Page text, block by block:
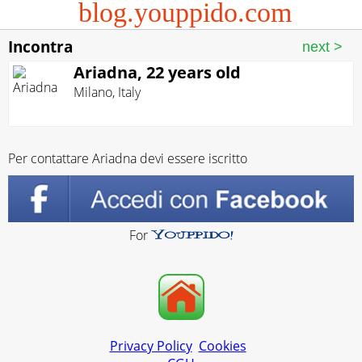
blog.youppido.com
Incontra
Ariadna, 22 years old
Milano, Italy
Per contattare Ariadna devi essere iscritto
For
Privacy Policy Cookies